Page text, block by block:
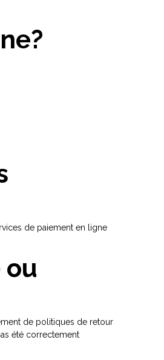
de paiement en ligne
de politiques de retour
été correctement